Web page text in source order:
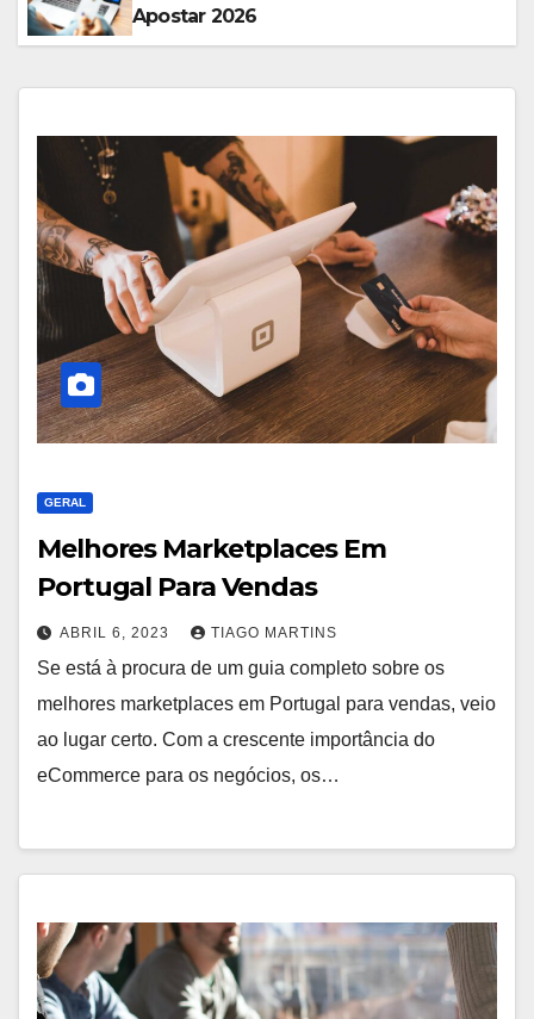
Apostar 2026
GERAL
Melhores Marketplaces Em
Portugal Para Vendas
ABRIL 6, 2023 TIAGO MARTINS
Se está à procura de um guia completo sobre os
melhores marketplaces em Portugal para vendas, veio
ao lugar certo. Com a crescente importância do
eCommerce para os negócios, os…